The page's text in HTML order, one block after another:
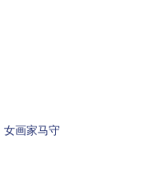
女画家马守